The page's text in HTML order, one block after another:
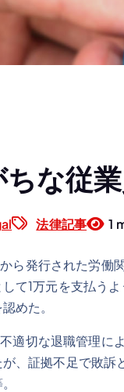
ちな従
法律記事 1
ら発行された労働
て1万元を支払う
めた。
適切な退職管理に
、証拠不足で敗